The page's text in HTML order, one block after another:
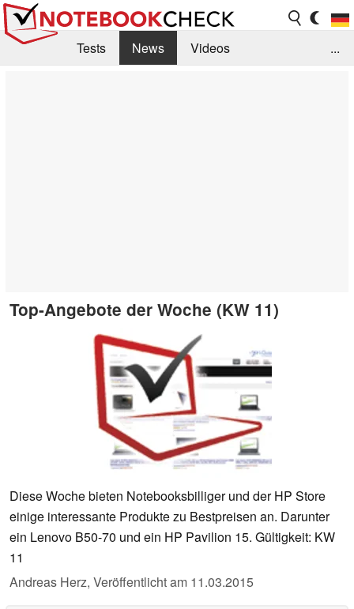
Tests News
Videos
...
Top-Angebote der Woche (KW 11)
Diese Woche bieten Notebooksbilliger und der HP Store
einige interessante Produkte zu Bestpreisen an. Darunter
ein Lenovo B50-70 und ein HP Pavilion 15. Gültigkeit: KW
11
Andreas Herz, Veröffentlicht am 11.03.2015